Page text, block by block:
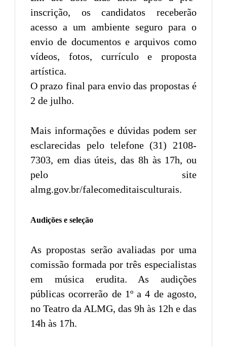
inscrição, os candidatos receberão
acesso a um ambiente seguro para o
envio de documentos e arquivos como
vídeos, fotos, currículo e proposta
artística.
O prazo final para envio das propostas é
2 de julho.
Mais informações e dúvidas podem ser
esclarecidas pelo telefone (31) 2108-
7303, em dias úteis, das 8h às 17h, ou
pelo site
almg.gov.br/falecomeditaisculturais.
Audições e seleção
As propostas serão avaliadas por uma
comissão formada por três especialistas
em música erudita. As audições
públicas ocorrerão de 1º a 4 de agosto,
no Teatro da ALMG, das 9h às 12h e das
14h às 17h.